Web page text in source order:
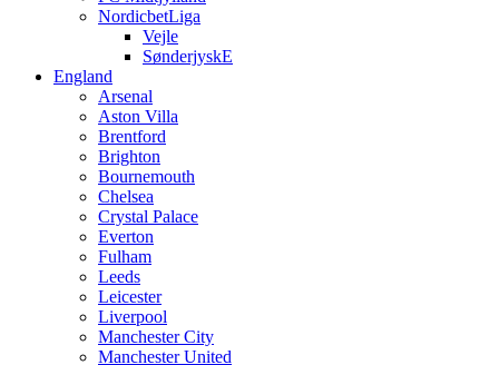
NordicbetLiga
Vejle
SønderjyskE
England
Arsenal
Aston Villa
Brentford
Brighton
Bournemouth
Chelsea
Crystal Palace
Everton
Fulham
Leeds
Leicester
Liverpool
Manchester City
Manchester United